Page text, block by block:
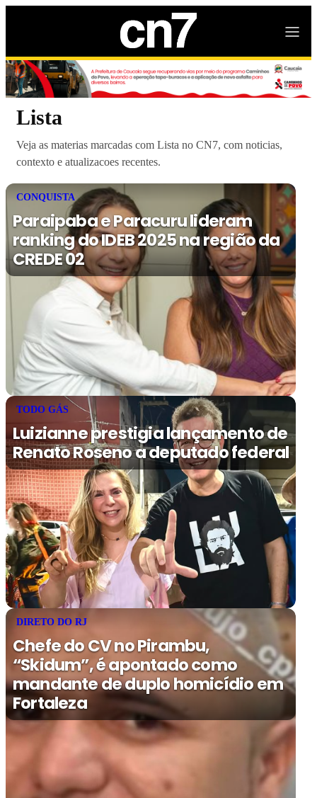
Lista
Veja as materias marcadas com Lista no CN7, com noticias,
contexto e atualizacoes recentes.
CONQUISTA
Paraipaba e Paracuru lideram
ranking do IDEB 2025 na região da
CREDE 02
TODO GÁS
Luizianne prestigia lançamento de
Renato Roseno a deputado federal
DIRETO DO RJ
Chefe do CV no Pirambu,
“Skidum”, é apontado como
mandante de duplo homicídio em
Fortaleza